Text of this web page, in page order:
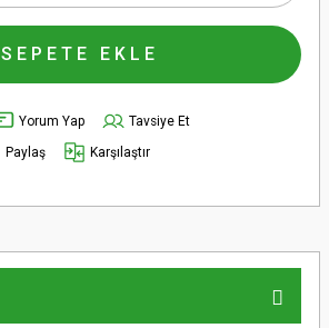
SEPETE EKLE
Yorum Yap
Tavsiye Et
Paylaş Karşılaştır